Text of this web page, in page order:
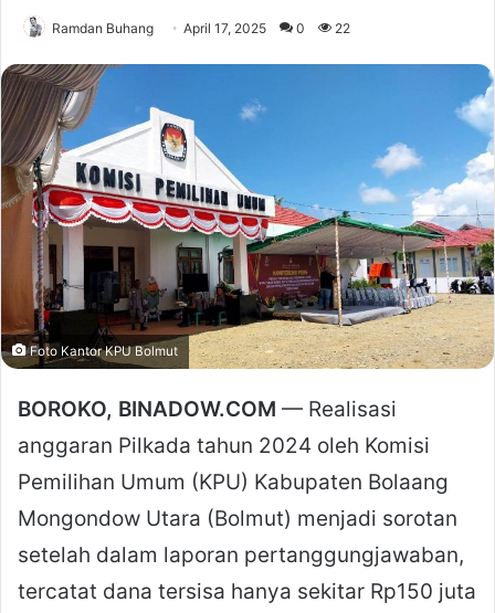
Ramdan Buhang April 17, 2025 0 22
Foto Kantor KPU Bolmut
BOROKO, BINADOW.COM — Realisasi
anggaran Pilkada tahun 2024 oleh Komisi
Pemilihan Umum (KPU) Kabupaten Bolaang
Mongondow Utara (Bolmut) menjadi sorotan
setelah dalam laporan pertanggungjawaban,
tercatat dana tersisa hanya sekitar Rp150 juta